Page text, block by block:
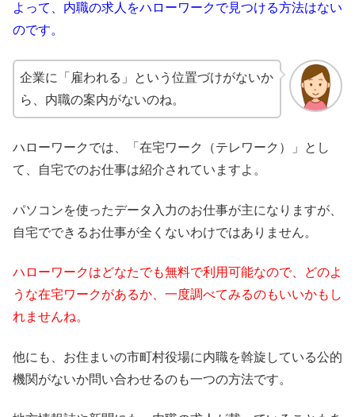
よって、内職の求人をハローワークで見つける方法はない
のです。
企業に「雇われる」という位置づけがないか
ら、内職の案内がないのね。
ハローワークでは、「在宅ワーク（テレワーク）」とし
て、自宅でのお仕事は紹介されていますよ。
パソコンを使ったデータ入力のお仕事が主になりますが、
自宅でできるお仕事が全くないわけではありません。
ハローワークはどなたでも無料で利用可能なので、どのよ
うな在宅ワークがあるか、一度調べてみるのもいいかもし
れませんね。
他にも、お住まいの市町村役場に内職を斡旋している公的
機関がないか問い合わせるのも一つの方法です。